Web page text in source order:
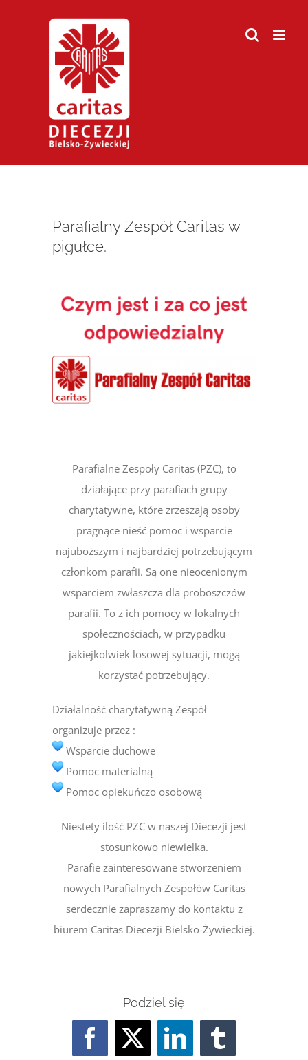
Parafialny Zespół Caritas w
pigułce.
większy
obrazek
Parafialne Zespoły Caritas (PZC), to
działające przy parafiach grupy
charytatywne, które zrzeszają osoby
pragnące nieść pomoc i wsparcie
najuboższym i najbardziej potrzebującym
członkom parafii. Są one nieocenionym
wsparciem zwłaszcza dla proboszczów
parafii. To z ich pomocy w lokalnych
społecznościach, w przypadku
jakiejkolwiek losowej sytuacji, mogą
korzystać potrzebujący.
Działalność charytatywną Zespół
organizuje przez :
Wsparcie duchowe
Pomoc materialną
Pomoc opiekuńczo osobową
Niestety ilość PZC w naszej Diecezji jest
stosunkowo niewielka.
Parafie zainteresowane stworzeniem
nowych Parafialnych Zespołów Caritas
serdecznie zapraszamy do kontaktu z
biurem Caritas Diecezji Bielsko-Żywieckiej.
Podziel się
Facebook
TwitterLinkedInTumblr